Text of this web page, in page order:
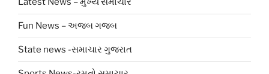
Fun News – અજબ ગજબ
State news -સમાચાર ગુજરાત